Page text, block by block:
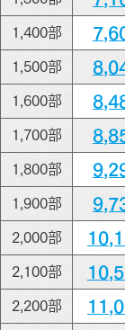
1,400部
1,500部
1,600部
1,700部
1,800部
1,900部
2,000部
2,100部
2,200部